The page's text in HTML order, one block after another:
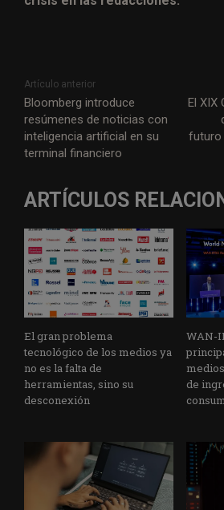
Artículo anterior
Bloomberg introduce
resúmenes de noticias con
inteligencia artificial en su
terminal financiero
El XIX
futuro
ARTÍCULOS
El gran problema
tecnológico de los medios ya
no es la falta de
herramientas, sino su
desconexión
WAN-
de